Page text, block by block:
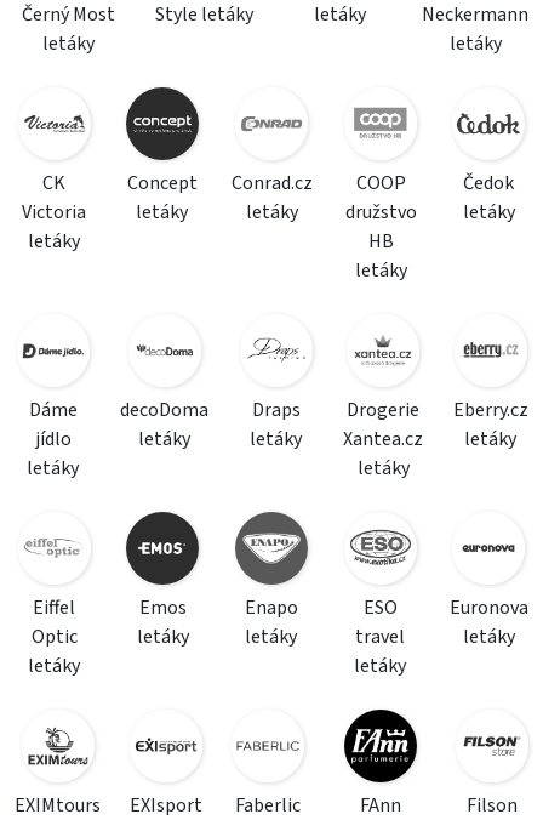
Černý Most
letáky
Style letáky letáky
Neckermann
letáky
CK
Victoria
letáky
Concept
letáky
Conrad.cz
letáky
COOP
družstvo
HB
letáky
Čedok
letáky
Dáme
jídlo
letáky
decoDoma
letáky
Draps
letáky
Drogerie
Xantea.cz
letáky
Eberry.cz
letáky
Eiffel
Optic
letáky
Emos
letáky
Enapo
letáky
ESO
travel
letáky
Euronova
letáky
EXIMtours
EXIsport
Faberlic
FAnn
Filson